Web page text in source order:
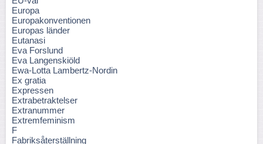
Europa
Europakonventionen
Europas länder
Eutanasi
Eva Forslund
Eva Langenskiöld
Ewa-Lotta Lambertz-Nordin
Ex gratia
Expressen
Extrabetraktelser
Extranummer
Extremfeminism
F
Fabriksåterställning